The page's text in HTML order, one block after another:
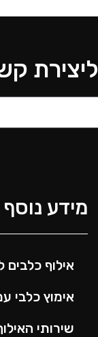
ליצירת
מידע נוסף
אילוף כלבים
אימוץ כלבי
שירותי